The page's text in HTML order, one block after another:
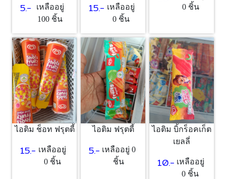
5.-
เหลืออยู่
100 ชิ้น
15.- เหลืออยู่
0 ชิ้น
0 ชิ้น
ไอติม ช็อท ฟรุตตี้
15.- เหลืออยู่
0 ชิ้น
ไอติม ฟรุตตี้
5.- เหลืออยู่ 0
ชิ้น
ไอติม บิ้กร็อคเก็ต
เยลลี่
10.- เหลืออยู่
0 ชิ้น